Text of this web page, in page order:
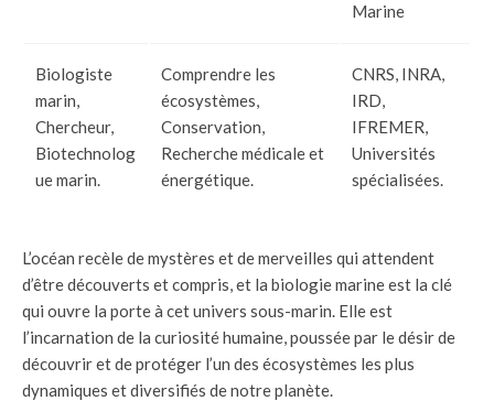
Marine
Biologiste
marin,
Chercheur,
Biotechnolog
ue marin.
Comprendre les
écosystèmes,
Conservation,
Recherche médicale et
énergétique.
CNRS, INRA,
IRD,
IFREMER,
Universités
spécialisées.
L’océan recèle de mystères et de merveilles qui attendent
d’être découverts et compris, et la biologie marine est la clé
qui ouvre la porte à cet univers sous-marin. Elle est
l’incarnation de la curiosité humaine, poussée par le désir de
découvrir et de protéger l’un des écosystèmes les plus
dynamiques et diversifiés de notre planète.